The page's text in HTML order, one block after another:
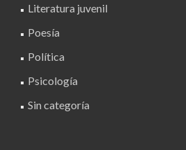
Literatura juvenil
Poesía
Política
Psicología
Sin categoría